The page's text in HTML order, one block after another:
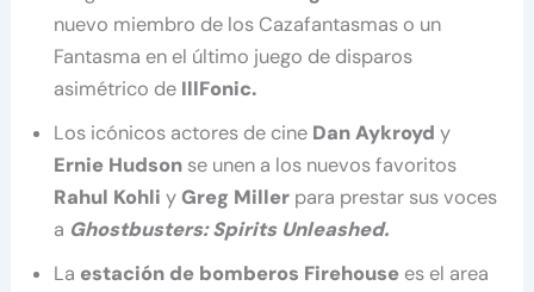
nuevo miembro de los Cazafantasmas o un
Fantasma en el último juego de disparos
asimétrico de IllFonic.
Los icónicos actores de cine Dan Aykroyd y
Ernie Hudson se unen a los nuevos favoritos
Rahul KohliyGreg Miller para prestar sus voces
a Ghostbusters: Spirits Unleashed.
La estación de bomberos Firehouse es el area